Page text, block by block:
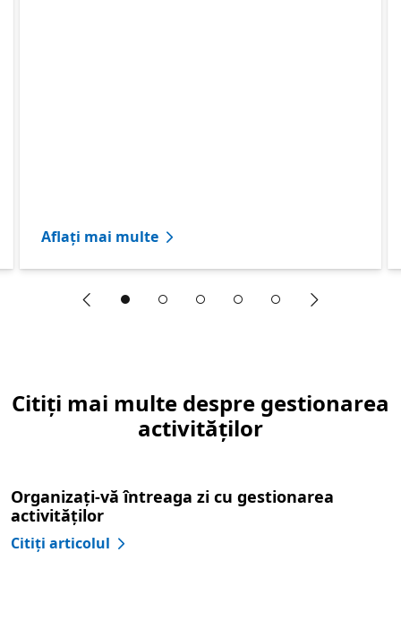
"Diapozitivul anterior"
Aflați mai multe
Citiți mai multe despre gestionarea
activităților
Organizați-vă întreaga zi cu gestionarea
activităților
Citiți articolul